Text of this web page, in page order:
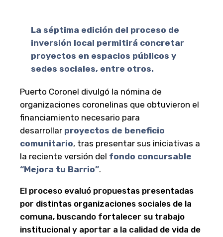
La séptima edición del proceso de
inversión local permitirá concretar
proyectos en espacios públicos y
sedes sociales, entre otros.
Puerto Coronel divulgó la nómina de
organizaciones coronelinas que obtuvieron el
financiamiento necesario para
desarrollar proyectos de beneficio
comunitario, tras presentar sus iniciativas a
la reciente versión del fondo concursable
“Mejora tu Barrio”.
El proceso evaluó propuestas presentadas
por distintas organizaciones sociales de la
comuna, buscando fortalecer su trabajo
institucional y aportar a la calidad de vida de